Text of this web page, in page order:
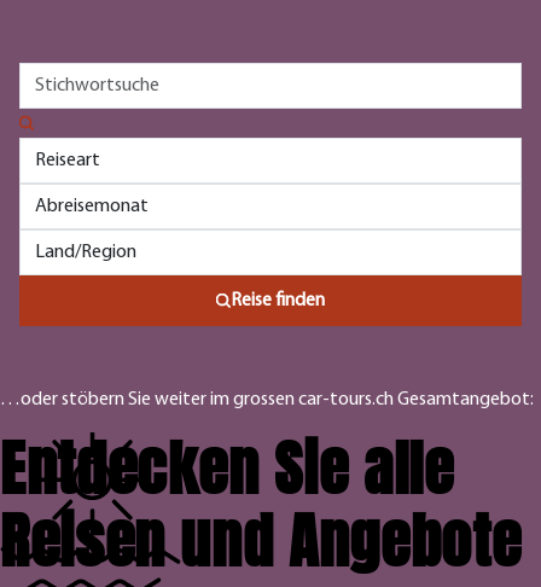
Reise finden
…oder stöbern Sie weiter im grossen car-tours.ch Gesamtangebot:
Entdecken Sie alle
Reisen und Angebote